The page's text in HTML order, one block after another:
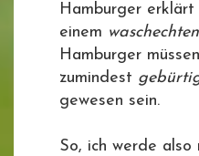
Hamburger
einem waschechten
Hamburger
zumindest
gewesen sein.
So, ich werde also